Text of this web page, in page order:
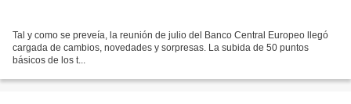
Tal y como se preveía, la reunión de julio del Banco Central Europeo llegó
cargada de cambios, novedades y sorpresas. La subida de 50 puntos
básicos de los t...